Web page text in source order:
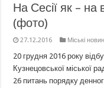
На Сесії як – на
(фото)
27.12.2016 Міські
20 грудня 2016 року
Кузнецовської міської
26 питань порядку